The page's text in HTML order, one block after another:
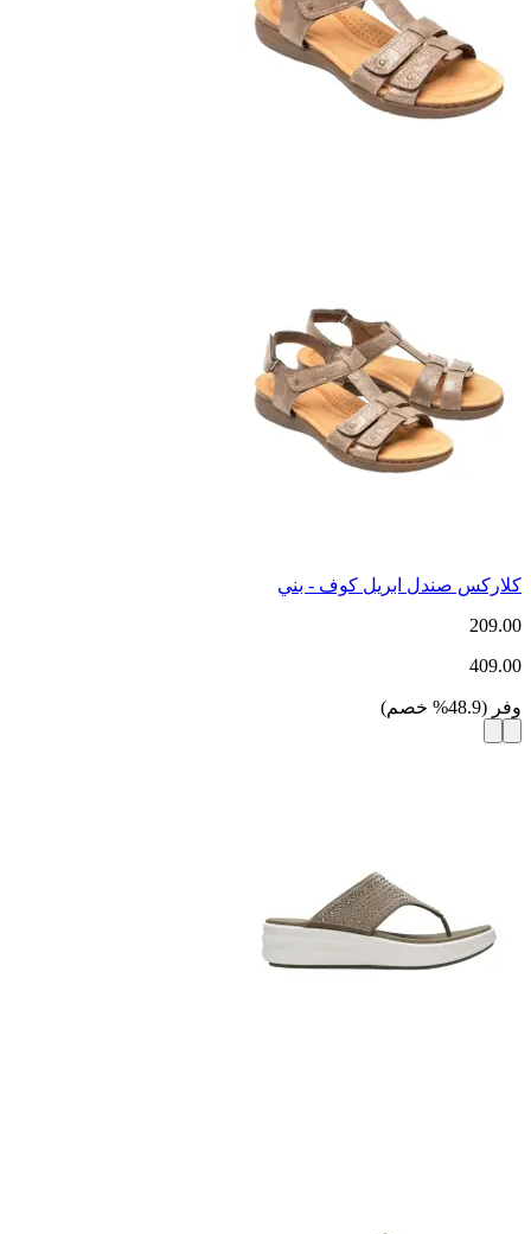
كلاركس صندل ابريل كوف - بني
209.00
409.00
وفر (
48.9
% خصم)